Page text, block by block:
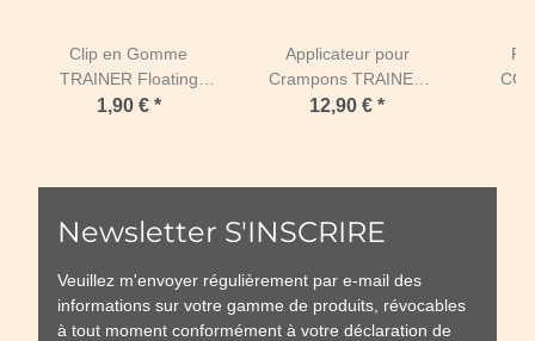
Clip en Gomme
TRAINER Floating
Boots
1,90 € *
Applicateur pour
Crampons TRAINER
Floating Boots
12,90 € *
Newsletter S'INSCRIRE
Veuillez m'envoyer régulièrement par e-mail des
informations sur votre gamme de produits, révocables
à tout moment conformément à votre déclaration de